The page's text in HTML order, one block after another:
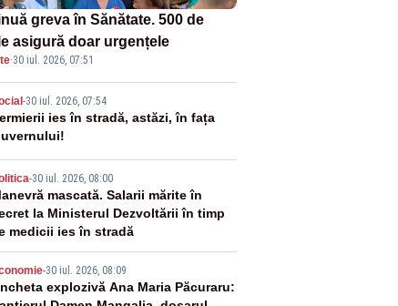
greva în Sănătate. 500 de
asigură doar urgențele
·30 iul. 2026, 07:51
-30 iul. 2026, 07:54
ies în stradă, astăzi, în fața
-30 iul. 2026, 08:00
mascată. Salarii mărite în
la Ministerul Dezvoltării în timp
medicii ies în stradă
-30 iul. 2026, 08:09
explozivă Ana Maria Păcuraru: